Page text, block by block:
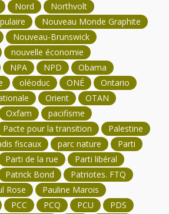
Nord
Northvolt
Nouveau Monde Graphite
Nouveau-Brunswick
nouvelle économie
NPA NPD
Obama
oléoduc ONÉ
Ontario
Orient
OTAN
Oxfam
pacifisme
Pacte pour la transition
Palestine
fiscaux parc nature
Parti
Parti de la rue
Parti libéral
Patrick Bond
Patriotes. FTQ
Rose
Pauline Marois
PCC PCQ PCU
PDS